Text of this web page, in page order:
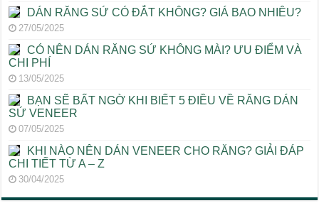
DÁN RĂNG SỨ CÓ ĐẮT KHÔNG? GIÁ BAO NHIÊU?
27/05/2025
CÓ NÊN DÁN RĂNG SỨ KHÔNG MÀI? ƯU ĐIỂM VÀ
CHI PHÍ
13/05/2025
BẠN SẼ BẤT NGỜ KHI BIẾT 5 ĐIỀU VỀ RĂNG DÁN
SỨ VENEER
07/05/2025
KHI NÀO NÊN DÁN VENEER CHO RĂNG? GIẢI ĐÁP
CHI TIẾT TỪ A – Z
30/04/2025